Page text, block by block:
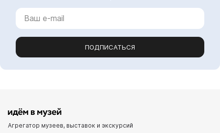
ПОДПИСАТЬСЯ
Агрегатор музеев, выставок и экскурсий